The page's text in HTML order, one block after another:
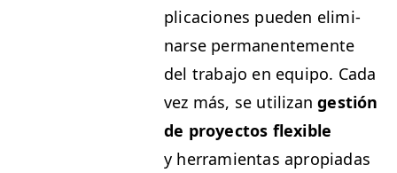
pli­ca­ciones pueden elim­i­
narse per­ma­nen­te­mente
del tra­ba­jo en equipo. Cada
vez más, se uti­lizangestión
de proyec­tos flex­i­ble
y her­ramien­tas apropi­adas